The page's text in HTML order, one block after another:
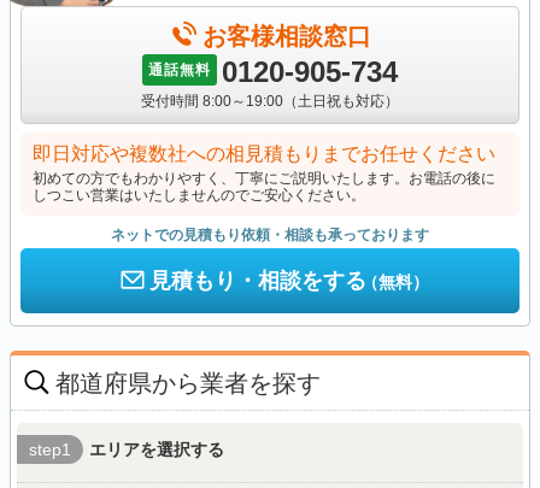
お客様相談窓口
通話無料 0120-905-734
受付時間 8:00～19:00（土日祝も対応）
即日対応や複数社への相見積もりまでお任せください
初めての方でもわかりやすく、丁寧にご説明いたします。お電話の後に
しつこい営業はいたしませんのでご安心ください。
ネットでの見積もり依頼・相談も承っております
見積もり・相談をする（無料）
都道府県から業者を探す
step1 エリアを選択する